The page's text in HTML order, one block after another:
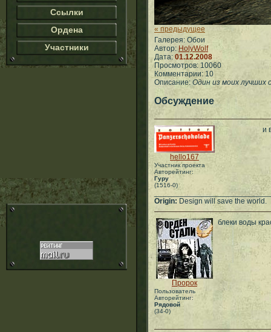
Ссылки
Ордена
Участники
« предыдущее
Галерея: Обои
Автор: HolyWolf
Дата: 01.12.2008
Просмотров: 10060
Комментарии: 10
Описание: Один из моих лучших
Обсуждение
hello167
Участник проекта
Авторейтинг:
Гуру
(1516-0)
и
Origin: Design will save the world.
Пророк
Пользователь
Авторейтинг:
Рядовой
(34-0)
блеки воды